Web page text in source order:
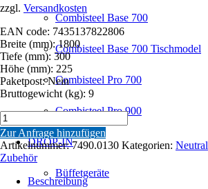
Combisteel Base 700
Combisteel Base 700 Tischmodel
Combisteel Pro 700
Combisteel Pro 900
DROP-IN
Büffetgeräte
zzgl. Versandkosten
EAN code: 7435137822806
Breite (mm): 1800
Tiefe (mm): 300
Höhe (mm): 225
Paketpost: Nein
Bruttogewicht (kg): 9
RFS
GITTERROST
1800
Menge
Zur Anfrage hinzufügen
Artikelnummer:7490.0130 Kategorien: Neutral
Zubehör
Beschreibung